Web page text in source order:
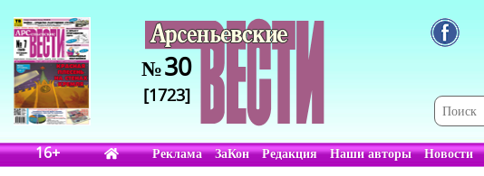
№30
[1723]
16+ Реклама ЗаКон Редакция Наши авторы Новости